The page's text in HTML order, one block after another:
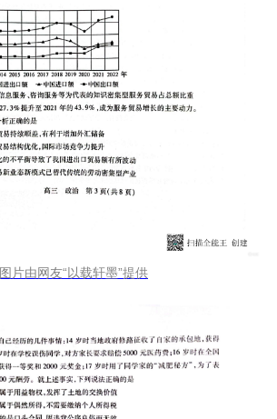
图片由网友“以载轩墨”提供